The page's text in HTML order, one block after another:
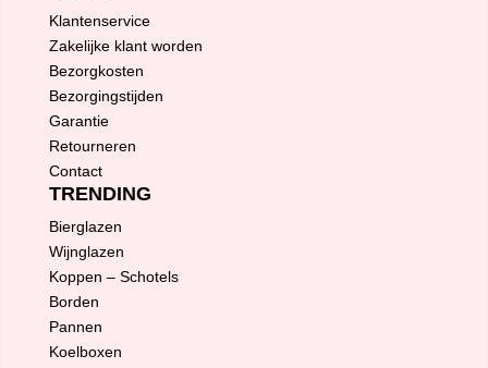
Klantenservice
Zakelijke klant worden
Bezorgkosten
Bezorgingstijden
Garantie
Retourneren
Contact
TRENDING
Bierglazen
Wijnglazen
Koppen – Schotels
Borden
Pannen
Koelboxen